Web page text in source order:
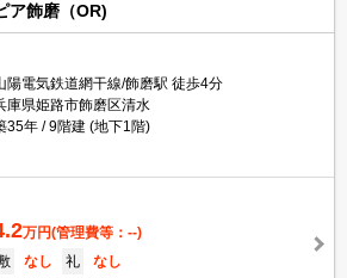
ア飾磨（OR)
陽電気鉄道網干線/飾磨駅 徒歩4分
庫県姫路市飾磨区清水
35年
9階建 (地下1階)
万円(管理費等：--)
なし 礼
なし